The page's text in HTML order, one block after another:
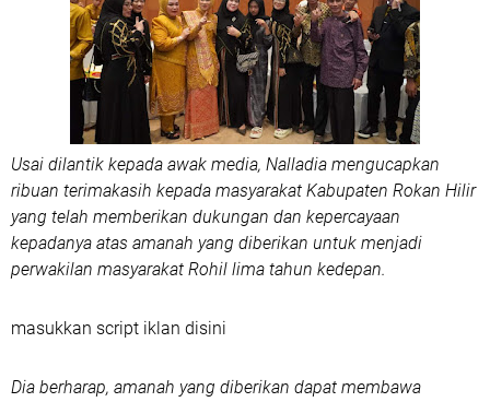
Usai dilantik kepada awak media, Nalladia mengucapkan
ribuan terimakasih kepada masyarakat Kabupaten Rokan Hilir
yang telah memberikan dukungan dan kepercayaan
kepadanya atas amanah yang diberikan untuk menjadi
perwakilan masyarakat Rohil lima tahun kedepan.
masukkan script iklan disini
Dia berharap, amanah yang diberikan dapat membawa